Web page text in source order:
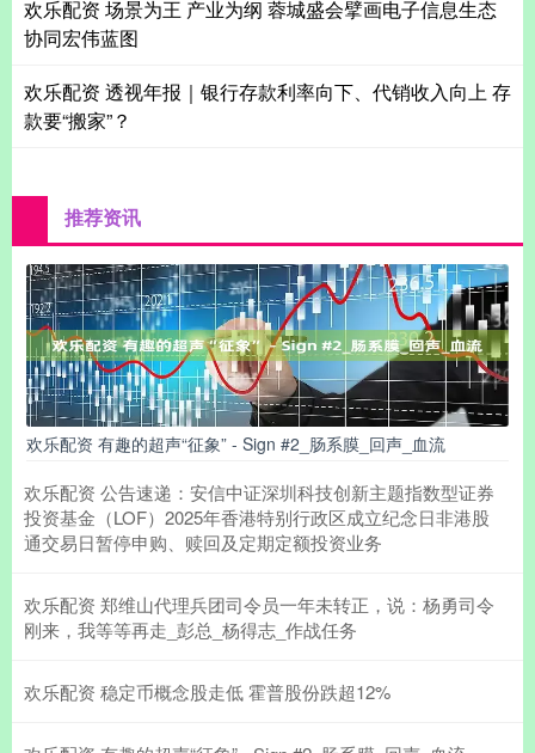
欢乐配资 场景为王 产业为纲 蓉城盛会擘画电子信息生态
协同宏伟蓝图
欢乐配资 透视年报｜银行存款利率向下、代销收入向上 存
款要“搬家”？
推荐资讯
欢乐配资 有趣的超声“征象” - Sign #2_肠系膜_回声_血流
欢乐配资 公告速递：安信中证深圳科技创新主题指数型证券
投资基金（LOF）2025年香港特别行政区成立纪念日非港股
通交易日暂停申购、赎回及定期定额投资业务
欢乐配资 郑维山代理兵团司令员一年未转正，说：杨勇司令
刚来，我等等再走_彭总_杨得志_作战任务
欢乐配资 稳定币概念股走低 霍普股份跌超12%